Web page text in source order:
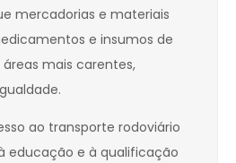
mercadorias e materiais
e insumos de
mais carentes,
ao transporte rodoviário
educação e à qualificação